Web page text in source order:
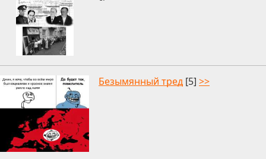
Безымянный тред [5] >>